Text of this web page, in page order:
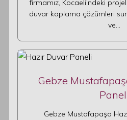
firmamız, Kocaeli’ndeki
duvar kaplama çözümleri
ve…
Gebze
Gebze Mustafapaşa